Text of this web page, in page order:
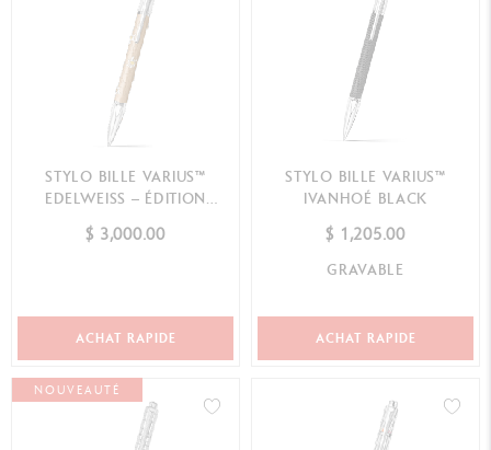
STYLO BILLE VARIUS™
EDELWEISS – ÉDITION
$ 3,000.00
ACHAT RAPIDE
STYLO BILLE VARIUS™
IVANHOÉ BLACK
$ 1,205.00
GRAVABLE
ACHAT RAPIDE
NOUVEAUTÉ